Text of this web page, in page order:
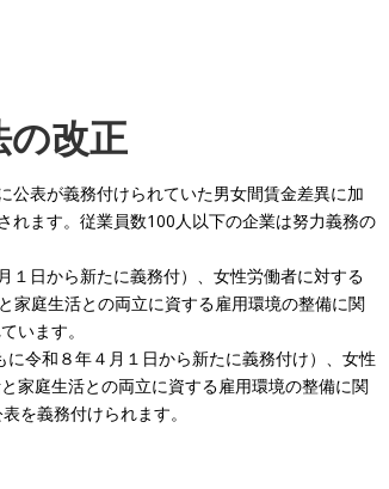
の改正
公表が義務付けられていた男女間賃金差異に加
れます。従業員数100人以下の企業は努力義務の
日から新たに義務付）、女性労働者に対する
家庭生活との両立に資する雇用環境の整備に関
います。
令和８年４月１日から新たに義務付け）、女性
家庭生活との両立に資する雇用環境の整備に関
を義務付けられます。